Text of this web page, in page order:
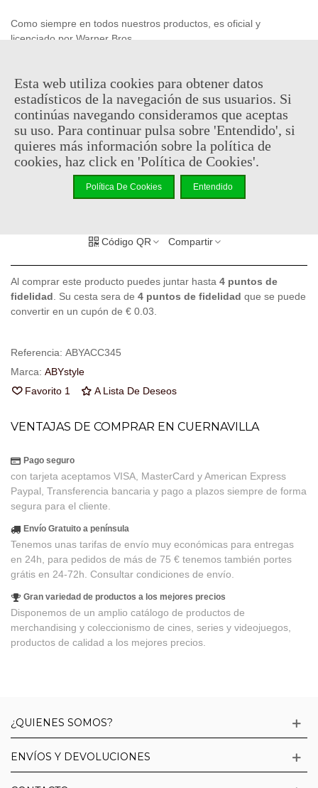
Como siempre en todos nuestros productos, es oficial y
licenciado por Warner Bros.
9,95 € (impuestos inc.)
En stock, envío en 24/48h
Código QR Compartir
Al comprar este producto puedes juntar hasta 4 puntos de
fidelidad . Su cesta sera de 4 puntos de fidelidad que se puede
convertir en un cupón de € 0.03
Referencia: ABYACC345
Marca: ABYstyle
Favorito 1 A Lista De Deseos
VENTAJAS DE COMPRAR EN CUERNAVILLA
Pago seguro
con tarjeta aceptamos VISA, MasterCard y American Express
Paypal, Transferencia bancaria y pago a plazos siempre de forma
segura para el cliente.
Envío Gratuito a península
Tenemos unas tarifas de envío muy económicas para entregas
en 24h, para pedidos de más de 75 € tenemos también portes
grátis en 24-72h. Consultar condiciones de envío.
Gran variedad de productos a los mejores precios
Disponemos de un amplio catálogo de productos de
merchandising y coleccionismo de cines, series y videojuegos,
productos de calidad a los mejores precios.
¿QUIENES SOMOS?
ENVÍOS Y DEVOLUCIONES
Esta web utiliza cookies para obtener datos
estadísticos de la navegación de sus usuarios. Si
continúas navegando consideramos que aceptas
su uso. Para continuar pulsa sobre 'Entendido', si
quieres más información sobre la política de
cookies, haz click en 'Política de Cookies'.
Política De Cookies Entendido